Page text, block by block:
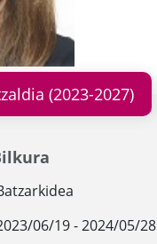
(2023-2027)
06/19 - 2024/05/28